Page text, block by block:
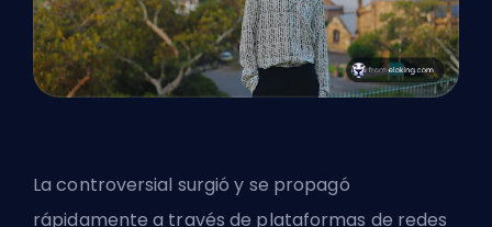
La controversial surgió y se propagó
rápidamente a través de plataformas de redes